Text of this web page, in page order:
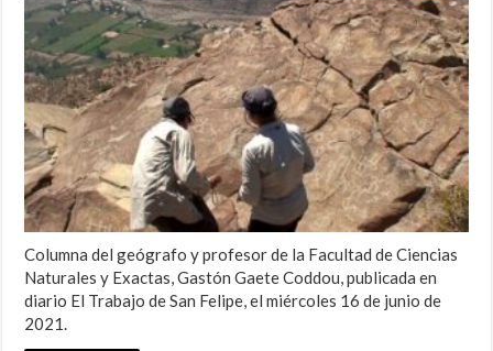
Columna del geógrafo y profesor de la Facultad de Ciencias
Naturales y Exactas, Gastón Gaete Coddou, publicada en
diario El Trabajo de San Felipe, el miércoles 16 de junio de
2021.